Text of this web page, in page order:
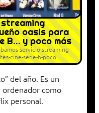
oasis para
B… y poco más
servicio-streaming-
cine-serie-b-poco
del año. Es un
como
personal.